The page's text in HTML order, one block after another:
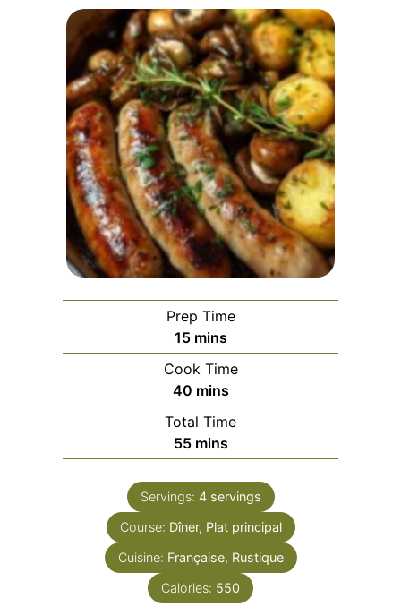
Prep Time
15minutes
mins
Cook Time
40minutes
mins
Total Time
55minutes
mins
Servings: 4 servings
Course: Dîner, Plat principal
Cuisine: Française, Rustique
Calories: 550